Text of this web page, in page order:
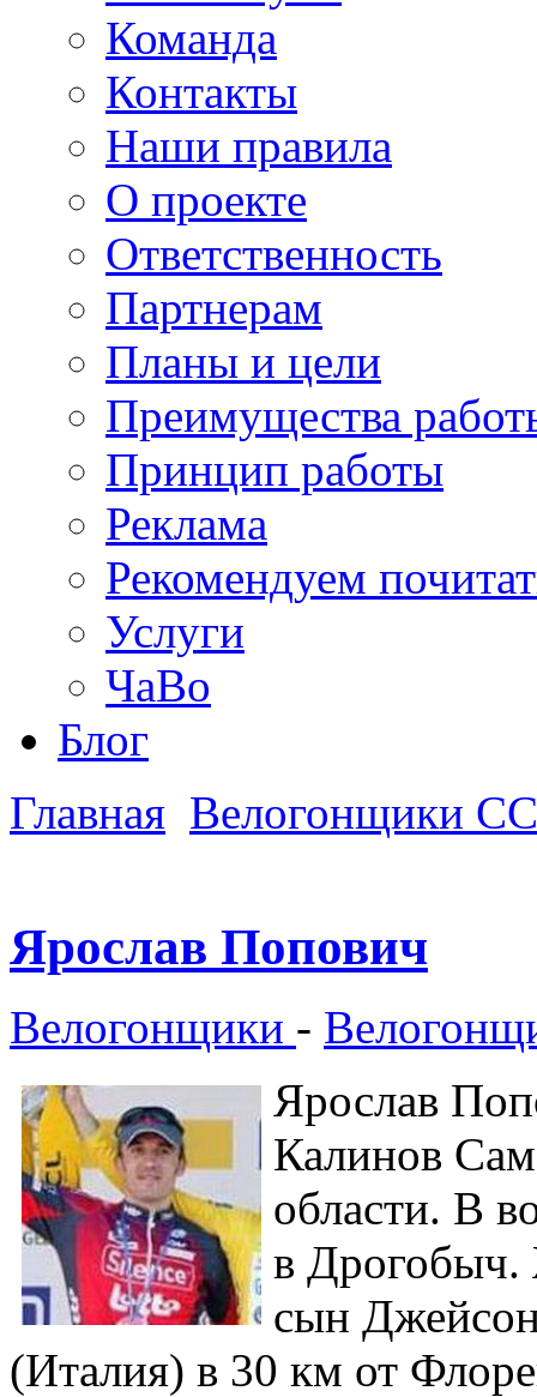
Команда
Контакты
Наши правила
О проекте
Ответственность
Партнерам
Планы и цели
Преимущества
Принцип работы
Реклама
Рекомендуем
Услуги
ЧаВо
Блог
Главная Велогонщики
Ярослав Попович
Велогонщики -
Ярослав
Калинов
области. В
в Дрогобыч.
сын
(Италия) в 30 км от